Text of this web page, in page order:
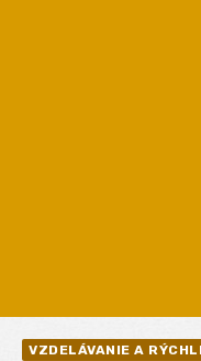
VZDELÁVANIE A